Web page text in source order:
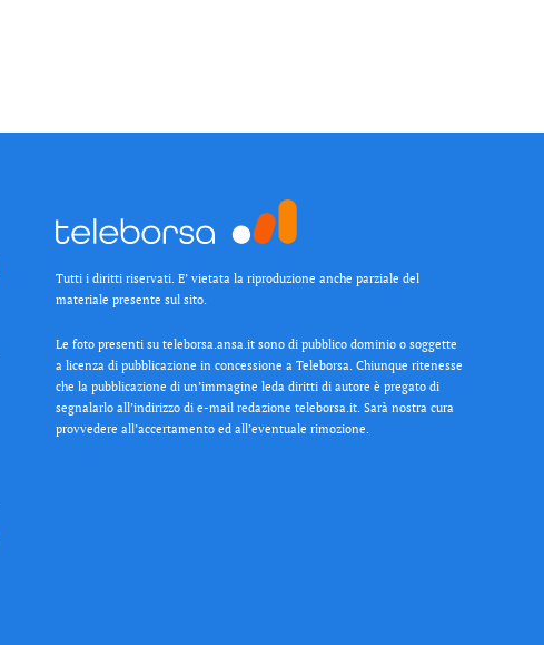
Tutti i diritti riservati. E’ vietata la riproduzione anche parziale del
materiale presente sul sito.
Le foto presenti su teleborsa.ansa.it sono di pubblico dominio o soggette
a licenza di pubblicazione in concessione a Teleborsa. Chiunque ritenesse
che la pubblicazione di un’immagine leda diritti di autore è pregato di
segnalarlo all’indirizzo di e-mail redazione teleborsa.it. Sarà nostra cura
provvedere all’accertamento ed all’eventuale rimozione.